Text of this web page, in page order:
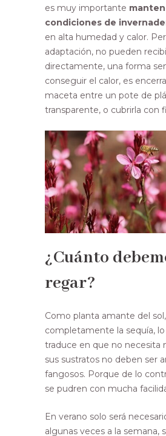
es muy importante
condiciones de
en alta humedad y calor.
adaptación, no pueden
directamente, una forma
conseguir el calor, es
maceta entre un pote de
transparente, o cubrirla con
¿Cuánto
regar?
Como planta amante del
completamente la sequía, lo
traduce en que no necesita
sus sustratos no deben ser
fangosos. Porque de lo
se pudren con mucha
En verano solo será
algunas veces a la semana,